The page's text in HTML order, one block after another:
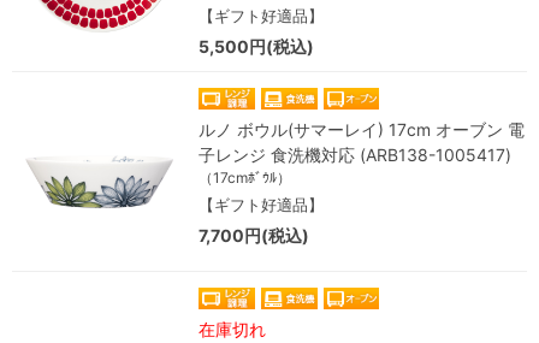
【ギフト好適品】
5,500円(税込)
ルノ ボウル(サマーレイ) 17cm オーブン 電
子レンジ 食洗機対応 (ARB138-1005417)
（17cmﾎﾞｳﾙ）
【ギフト好適品】
7,700円(税込)
在庫切れ